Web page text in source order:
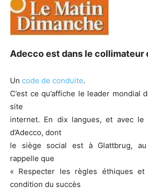
Adecco est dans le collimateur
Un code de conduite.
C’est ce qu’affiche le leader mondial
site
internet. En dix langues, et avec le
d’Adecco, dont
le siège social est à Glattbrug,
rappelle que
« Respecter les règles éthiques
condition du succès